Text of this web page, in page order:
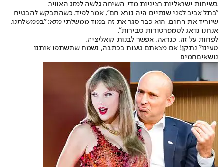
בשיחות ישראליות רציניות מדי, השיחה גלשה למזג האוויר.
"בתל אביב לפני שנתיים היה נורא חם", אמר לפיד. כשהתבקש להבטיח
שיוריד את החום, הוא כבר סגר את זה במוד ממשלתי מלא: "בממשלתנו,
אנחנו נדאג לטמפרטורות סבירות".
לפחות על זה, כנראה, אפשר לבנות קואליציה.
טעינו? נתקן! אם מצאתם טעות בכתבה, נשמח שתשתפו אותנו
נושאיםחמים